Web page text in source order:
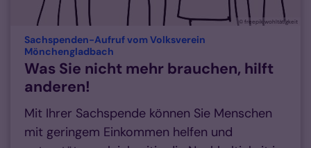
© freepik wohltätigkeit
Sachspenden-Aufruf vom Volksverein
Mönchengladbach
Was Sie nicht mehr brauchen, hilft
anderen!
Mit Ihrer Sachspende können Sie Menschen
mit geringem Einkommen helfen und